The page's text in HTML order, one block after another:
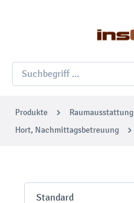
Produkte Raumausstattung
Hort, Nachmittagsbetreuung